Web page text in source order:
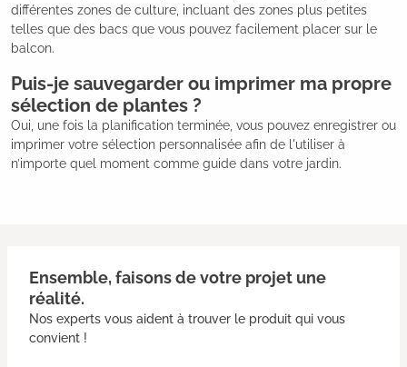
différentes zones de culture, incluant des zones plus petites
telles que des bacs que vous pouvez facilement placer sur le
balcon.
Puis-je sauvegarder ou imprimer ma propre
sélection de plantes ?
Oui, une fois la planification terminée, vous pouvez enregistrer ou
imprimer votre sélection personnalisée afin de l'utiliser à
n’importe quel moment comme guide dans votre jardin.
Ensemble, faisons de votre projet une
réalité.
Nos experts vous aident à trouver le produit qui vous
convient !